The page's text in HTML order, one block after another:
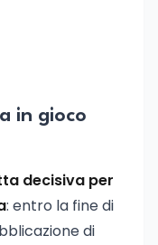
in gioco
decisiva per
: entro la fine di
di